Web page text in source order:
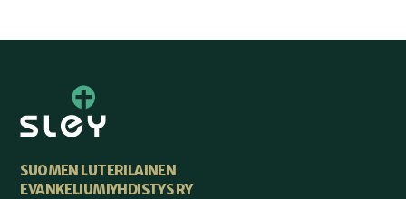
SUOMEN LUTERILAINEN
EVANKELIUMIYHDISTYS RY